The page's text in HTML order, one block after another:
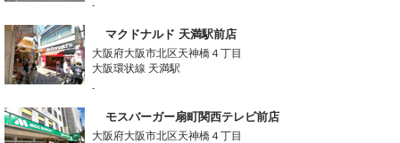
-
マクドナルド 天満駅前店
大阪府大阪市北区天神橋４丁目
大阪環状線 天満駅
-
モスバーガー扇町関西テレビ前店
大阪府大阪市北区天神橋４丁目